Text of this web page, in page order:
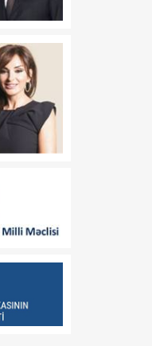
00:52
07 Avqust